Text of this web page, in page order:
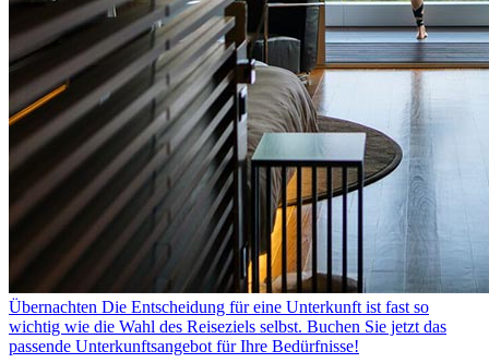
Übernachten Die Entscheidung für eine Unterkunft ist fast so
wichtig wie die Wahl des Reiseziels selbst. Buchen Sie jetzt das
passende Unterkunftsangebot für Ihre Bedürfnisse!